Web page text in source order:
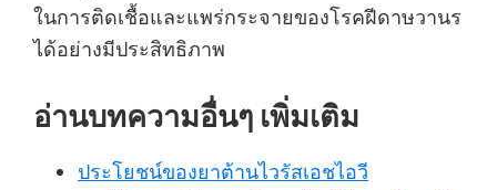
ในการติดเชื้อและแพร่กระจายของโรคฝีดาษวานร
ได้อย่างมีประสิทธิภาพ
อ่านบทความอื่นๆ เพิ่มเติม
ประโยชน์ของยาต้านไวรัสเอชไอวี